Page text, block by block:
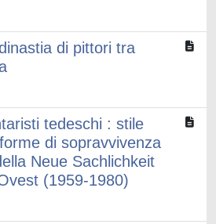
di pittori tra
tedeschi : stile
di sopravvivenza
Neue Sachlichkeit
(1959-1980)